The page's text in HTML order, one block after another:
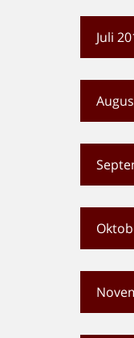
Juli